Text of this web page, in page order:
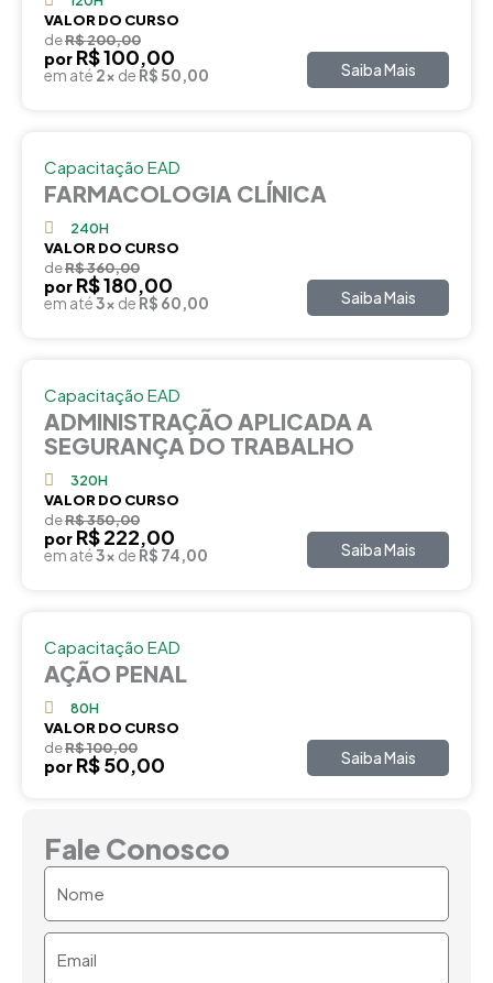
VALOR DO CURSO
deR$ 200,00
por R$ 100,00
em até 2x de R$ 50,00 Saiba Mais
Capacitação EAD
FARMACOLOGIA CLÍNICA
240H
VALOR DO CURSO
deR$ 360,00
por R$ 180,00
em até3x de R$ 60,00 Saiba Mais
Capacitação EAD
ADMINISTRAÇÃO APLICADA A
SEGURANÇA DO TRABALHO
320H
VALOR DO CURSO
deR$ 350,00
por R$ 222,00
em até3x de R$ 74,00 Saiba Mais
Capacitação EAD
AÇÃO PENAL
80H
VALOR DO CURSO
deR$ 100,00
por R$ 50,00 Saiba Mais
Fale Conosco